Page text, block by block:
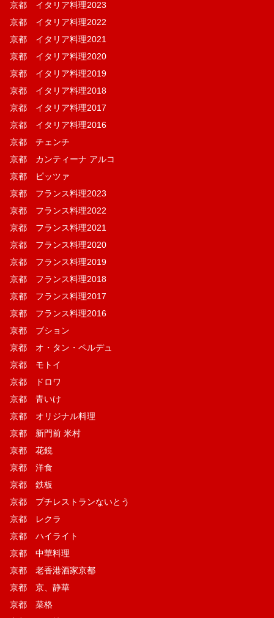
京都 イタリア料理2023
京都 イタリア料理2022
京都 イタリア料理2021
京都 イタリア料理2020
京都 イタリア料理2019
京都 イタリア料理2018
京都 イタリア料理2017
京都 イタリア料理2016
京都 チェンチ
京都 カンティーナ アルコ
京都 ピッツァ
京都 フランス料理2023
京都 フランス料理2022
京都 フランス料理2021
京都 フランス料理2020
京都 フランス料理2019
京都 フランス料理2018
京都 フランス料理2017
京都 フランス料理2016
京都 ブション
京都 オ・タン・ペルデュ
京都 モトイ
京都 ドロワ
京都 青いけ
京都 オリジナル料理
京都 新門前 米村
京都 花鏡
京都 洋食
京都 鉄板
京都 プチレストランないとう
京都 レクラ
京都 ハイライト
京都 中華料理
京都 老香港酒家京都
京都 京、静華
京都 菜格